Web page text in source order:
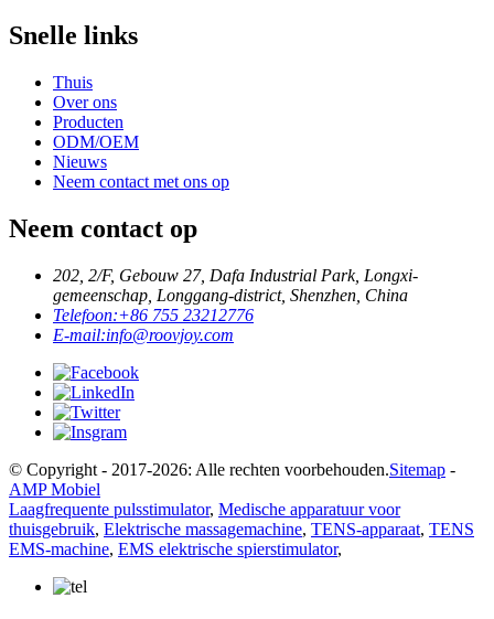
Snelle links
Thuis
Over ons
Producten
ODM/OEM
Nieuws
Neem contact met ons op
Neem contact op
202, 2/F, Gebouw 27, Dafa Industrial Park, Longxi-
gemeenschap, Longgang-district, Shenzhen, China
Telefoon:+86 755 23212776
E-mail:info@roovjoy.com
© Copyright - 2017-2026: Alle rechten voorbehouden.Sitemap -
AMP Mobiel
Laagfrequente pulsstimulator, Medische apparatuur voor
thuisgebruik, Elektrische massagemachine, TENS-apparaat, TENS
EMS-machine, EMS elektrische spierstimulator,